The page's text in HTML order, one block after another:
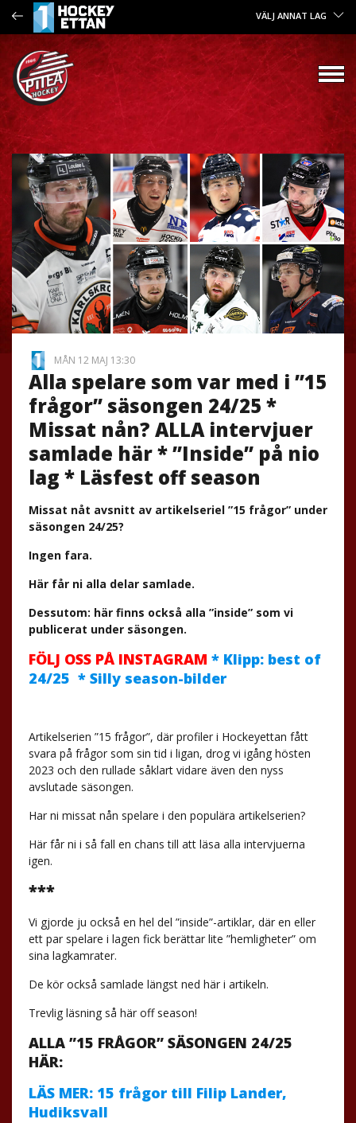
VÄLJ ANNAT LAG
MÅN 12 MAJ 13:30
Alla spelare som var med i ”15
frågor” säsongen 24/25 *
Missat nån? ALLA intervjuer
samlade här * ”Inside” på nio
lag * Läsfest off season
Missat nåt avsnitt av artikelseriel ”15 frågor” under
säsongen 24/25?
Ingen fara.
Här får ni alla delar samlade.
Dessutom: här finns också alla ”inside” som vi
publicerat under säsongen.
FÖLJ OSS PÅ INSTAGRAM * Klipp: best of
24/25 * Silly season-bilder
Artikelserien ”15 frågor”, där profiler i Hockeyettan fått
svara på frågor som sin tid i ligan, drog vi igång hösten
2023 och den rullade såklart vidare även den nyss
avslutade säsongen.
Har ni missat nån spelare i den populära artikelserien?
Här får ni i så fall en chans till att läsa alla intervjuerna
igen.
***
Vi gjorde ju också en hel del ”inside”-artiklar, där en eller
ett par spelare i lagen fick berättar lite ”hemligheter” om
sina lagkamrater.
De kör också samlade längst ned här i artikeln.
Trevlig läsning så här off season!
ALLA ”15 FRÅGOR” SÄSONGEN 24/25
HÄR:
LÄS MER: 15 frågor till Filip Lander,
Hudiksvall